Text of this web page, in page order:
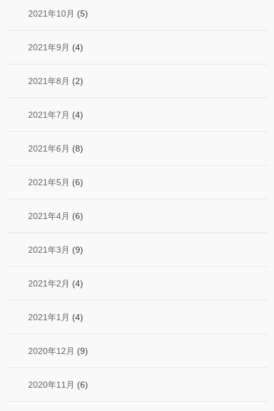
2021年10月 (5)
2021年9月 (4)
2021年8月 (2)
2021年7月 (4)
2021年6月 (8)
2021年5月 (6)
2021年4月 (6)
2021年3月 (9)
2021年2月 (4)
2021年1月 (4)
2020年12月 (9)
2020年11月 (6)